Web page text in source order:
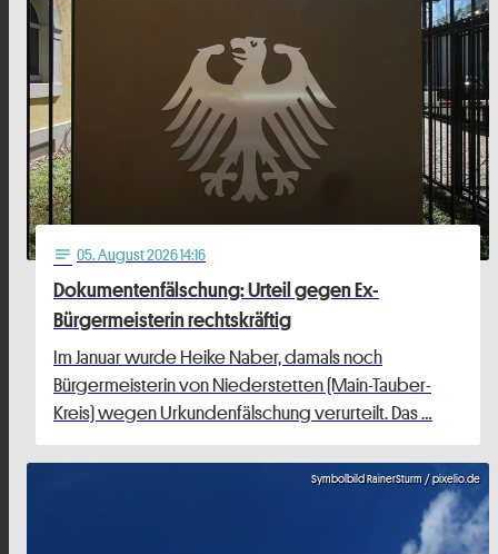
notes 05. August 2026 14:16
Dokumentenfälschung: Urteil gegen Ex-
Bürgermeisterin rechtskräftig
Im Januar wurde Heike Naber, damals noch
Bürgermeisterin von Niederstetten (Main-Tauber-
Kreis) wegen Urkundenfälschung verurteilt. Das …
Symbolbild RainerSturm / pixelio.de